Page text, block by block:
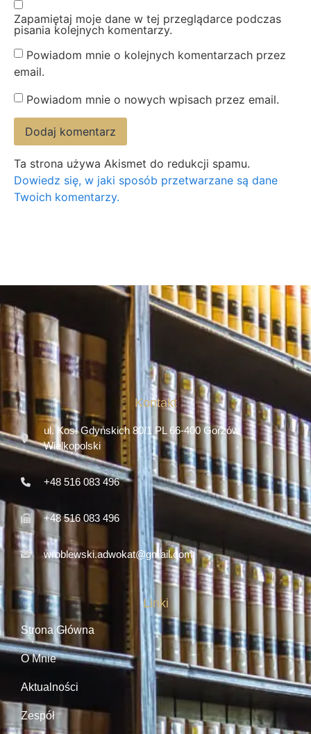
Zapamiętaj moje dane w tej przeglądarce podczas
pisania kolejnych komentarzy.
Powiadom mnie o kolejnych komentarzach przez
email.
Powiadom mnie o nowych wpisach przez email.
Ta strona używa Akismet do redukcji spamu.
Dowiedz się, w jaki sposób przetwarzane są dane
Twoich komentarzy.
Kontakt
ul. Kos. Gdyńskich 80/1 PL 66-400 Gorzów
Wielkopolski
+48 516 083 496
+48 516 083 496
wroblewski.adwokat@gmail.com
Linki
Strona Główna
O Mnie
Aktualności
Zespół